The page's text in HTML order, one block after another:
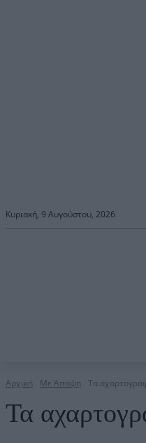
Κυριακή, 9 Αυγούστου, 2026
Αρχική Με Άποψη Τα
Τα